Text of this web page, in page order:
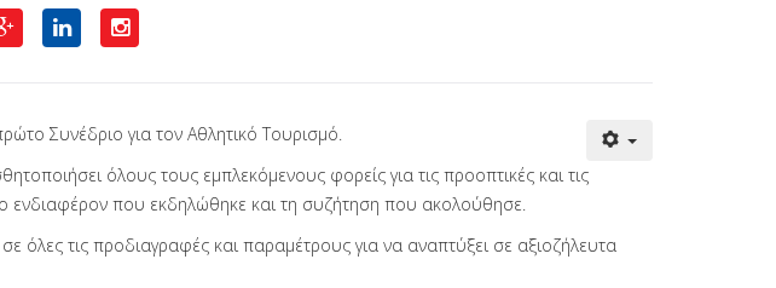
Συνέδριο για τον Αθλητικό Τουρισμό.
όλους τους εμπλεκόμενους φορείς για τις προοπτικές και τις
ενδιαφέρον που εκδηλώθηκε και τη συζήτηση που ακολούθησε.
όλες τις προδιαγραφές και παραμέτρους για να αναπτύξει σε αξιοζήλευτα